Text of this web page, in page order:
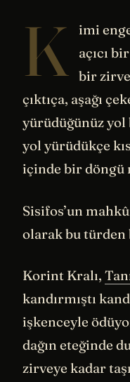
K
imi
açıcı
bir
çıktıça, aşağı
yürüdüğünüz yol
yol yürüdükçe
içinde bir döngü
Sisifos’un
olarak bu türden
Korint Kralı,
kandırmıştı
işkenceyle
dağın eteğinde
zirveye kadar